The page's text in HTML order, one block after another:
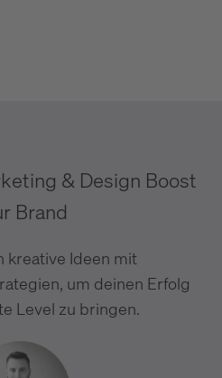
& Design Boost
Brand
kreative Ideen mit
um deinen Erfolg
Level zu bringen.